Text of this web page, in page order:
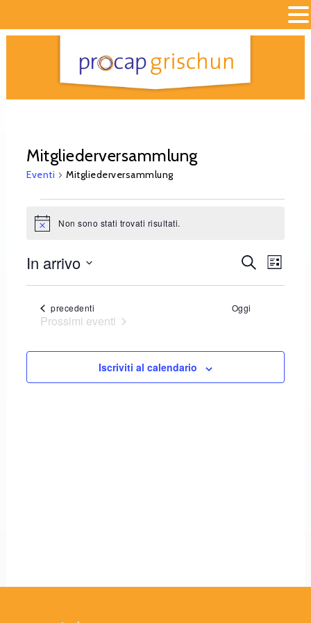
Mitgliederversammlung
Eventi Mitgliederversammlung
NoticeNon sono stati trovati risultati.
Eventi
Ricerca
e
Cerca
Lista
In arrivo
Seleziona
data.
Eventi
precedenti Oggi
Prossimi eventi
Iscriviti al calendario